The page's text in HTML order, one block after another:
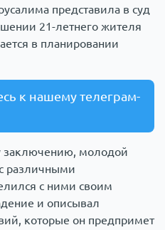
представила в суд
21-летнего жителя
в планировании
к нашему телеграм-
заключению, молодой
различными
с ними своим
и описывал
которые он предпримет